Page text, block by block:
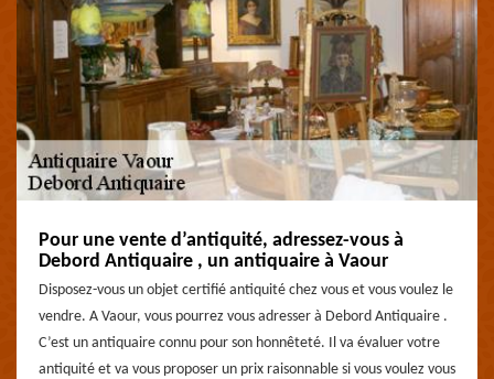
Pour une vente d’antiquité, adressez-vous à
Debord Antiquaire , un antiquaire à Vaour
Disposez-vous un objet certifié antiquité chez vous et vous voulez le
vendre. A Vaour, vous pourrez vous adresser à Debord Antiquaire .
C’est un antiquaire connu pour son honnêteté. Il va évaluer votre
antiquité et va vous proposer un prix raisonnable si vous voulez vous